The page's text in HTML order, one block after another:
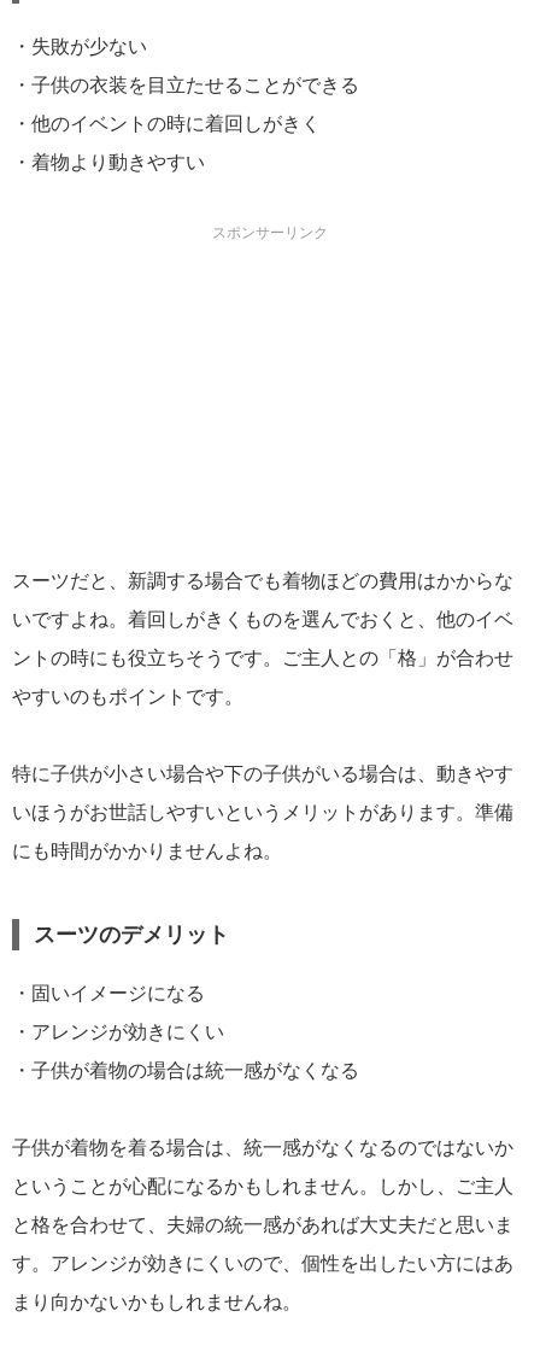
・失敗が少ない
・子供の衣装を目立たせることができる
・他のイベントの時に着回しがきく
・着物より動きやすい
スポンサーリンク
スーツだと、新調する場合でも着物ほどの費用はかからな
いですよね。着回しがきくものを選んでおくと、他のイベ
ントの時にも役立ちそうです。ご主人との「格」が合わせ
やすいのもポイントです。
特に子供が小さい場合や下の子供がいる場合は、動きやす
いほうがお世話しやすいというメリットがあります。準備
にも時間がかかりませんよね。
スーツのデメリット
・固いイメージになる
・アレンジが効きにくい
・子供が着物の場合は統一感がなくなる
子供が着物を着る場合は、統一感がなくなるのではないか
ということが心配になるかもしれません。しかし、ご主人
と格を合わせて、夫婦の統一感があれば大丈夫だと思いま
す。アレンジが効きにくいので、個性を出したい方にはあ
まり向かないかもしれませんね。